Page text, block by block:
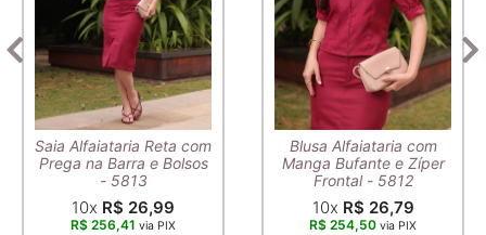
Saia Alfaiataria Reta com
Prega na Barra e Bolsos
- 5813
10x R$ 26,99
R$ 256,41 via PIX
Blusa Alfaiataria com
Manga Bufante e Zíper
Frontal - 5812
10x R$ 26,79
R$ 254,50 via PIX